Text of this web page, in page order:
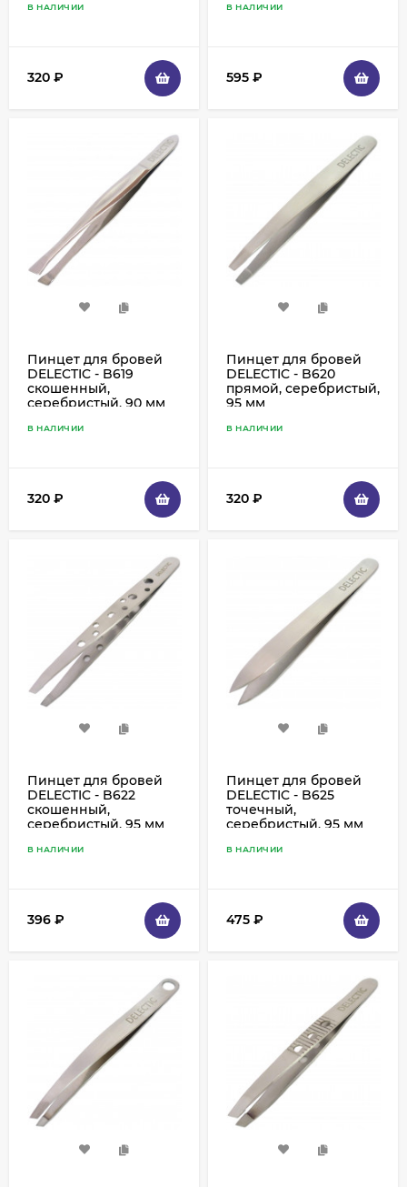
В НАЛИЧИИ
320 ₽
В НАЛИЧИИ
595 ₽
Пинцет для бровей
DELECTIC - B619
скошенный,
серебристый, 90 мм
В НАЛИЧИИ
320 ₽
Пинцет для бровей
DELECTIC - B620
прямой, серебристый,
95 мм
В НАЛИЧИИ
320 ₽
Пинцет для бровей
DELECTIC - B622
скошенный,
серебристый, 95 мм
В НАЛИЧИИ
396 ₽
Пинцет для бровей
DELECTIC - B625
точечный,
серебристый, 95 мм
В НАЛИЧИИ
475 ₽